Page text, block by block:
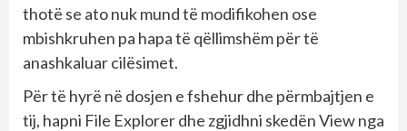
thotë se ato nuk mund të modifikohen ose
mbishkruhen pa hapa të qëllimshëm për të
anashkaluar cilësimet.
Për të hyrë në dosjen e fshehur dhe përmbajtjen e
tij, hapni File Explorer dhe zgjidhni skedën View nga